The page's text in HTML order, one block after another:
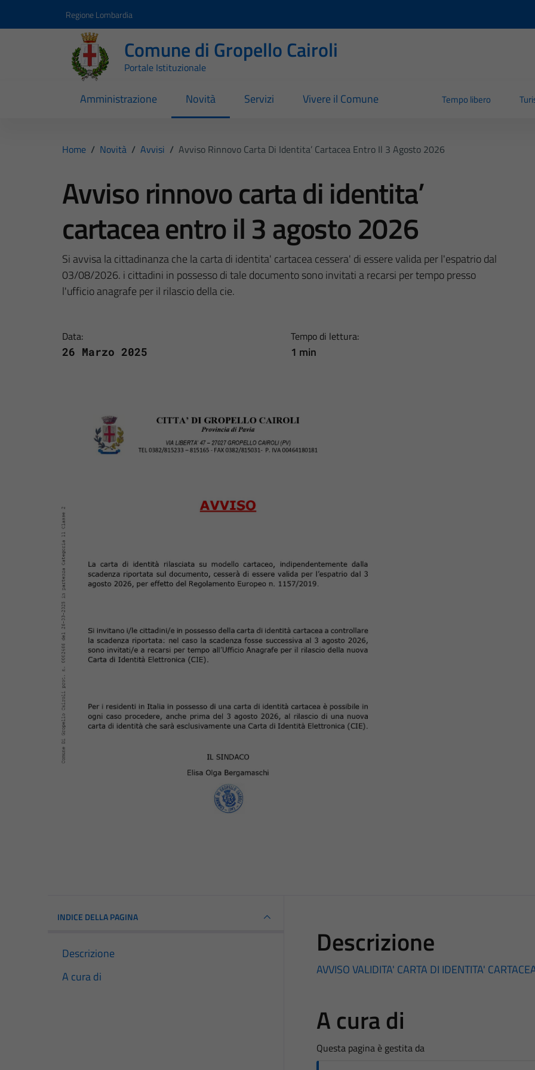
Regione Lombardia
Comune di Gropello Cairoli
Portale Istituzionale
Amministrazione Novità Servizi Vivere il Comune Tempo libero
Home / Novità / Avvisi / Avviso Rinnovo Carta Di Identita’ Cartacea Entro Il 3 Agosto 2026
Avviso rinnovo carta di identita’
cartacea entro il 3 agosto 2026
Si avvisa la cittadinanza che la carta di identita' cartacea cessera' di essere valida per l'espatrio dal
03/08/2026. i cittadini in possesso di tale documento sono invitati a recarsi per tempo presso
l'ufficio anagrafe per il rilascio della cie.
Data:
26 Marzo 2025
Tempo di lettura:
1 min
INDICE DELLA PAGINA
Descrizione
A cura di
Descrizione
AVVISO VALIDITA' CARTA DI IDENTITA'
A cura di
Questa pagina è gestita da